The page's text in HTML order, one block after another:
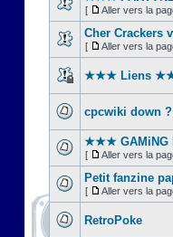
[ Aller vers la
Cher Crackers
[ Aller vers la
★★★ Liens
cpcwiki down ?
★★★ GAMiNG
[ Aller vers la
Petit fanzine
[ Aller vers la
RetroPoke